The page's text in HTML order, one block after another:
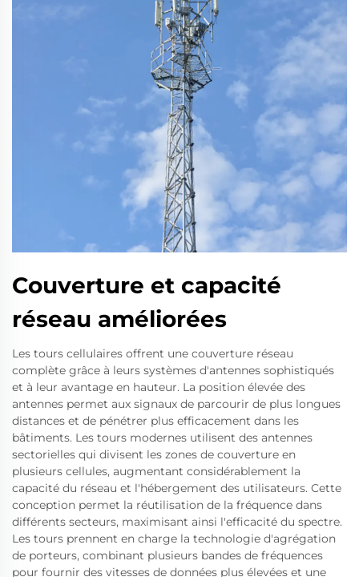
Couverture et capacité
réseau améliorées
Les tours cellulaires offrent une couverture réseau
complète grâce à leurs systèmes d'antennes sophistiqués
et à leur avantage en hauteur. La position élevée des
antennes permet aux signaux de parcourir de plus longues
distances et de pénétrer plus efficacement dans les
bâtiments. Les tours modernes utilisent des antennes
sectorielles qui divisent les zones de couverture en
plusieurs cellules, augmentant considérablement la
capacité du réseau et l'hébergement des utilisateurs. Cette
conception permet la réutilisation de la fréquence dans
différents secteurs, maximisant ainsi l'efficacité du spectre.
Les tours prennent en charge la technologie d'agrégation
de porteurs, combinant plusieurs bandes de fréquences
pour fournir des vitesses de données plus élevées et une